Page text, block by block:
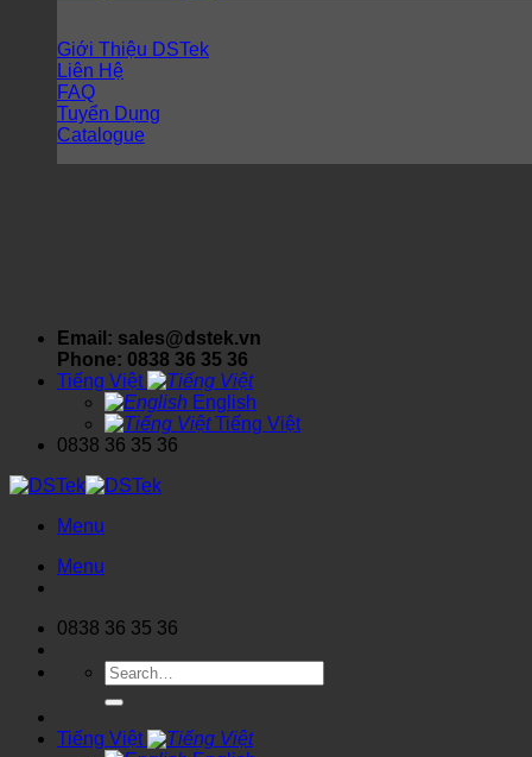
Giới Thiệu DSTek
Liên Hệ
FAQ
Tuyển Dụng
Catalogue
Email: sales@dstek.vn
Phone: 0838 36 35 36
Tiếng Việt
English
Tiếng Việt
0838 36 35 36
Menu
Menu
0838 36 35 36
Search
for:
Tiếng Việt